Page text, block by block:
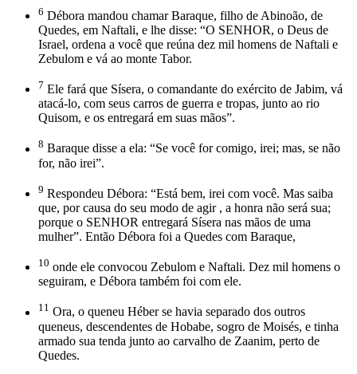
6 Débora mandou chamar Baraque, filho de Abinoão, de
Quedes, em Naftali, e lhe disse: “O SENHOR, o Deus de
Israel, ordena a você que reúna dez mil homens de Naftali e
Zebulom e vá ao monte Tabor.
7 Ele fará que Sísera, o comandante do exército de Jabim, vá
atacá-lo, com seus carros de guerra e tropas, junto ao rio
Quisom, e os entregará em suas mãos”.
8 Baraque disse a ela: “Se você for comigo, irei; mas, se não
for, não irei”.
9 Respondeu Débora: “Está bem, irei com você. Mas saiba
que, por causa do seu modo de agir , a honra não será sua;
porque o SENHOR entregará Sísera nas mãos de uma
mulher”. Então Débora foi a Quedes com Baraque,
10 onde ele convocou Zebulom e Naftali. Dez mil homens o
seguiram, e Débora também foi com ele.
11 Ora, o queneu Héber se havia separado dos outros
queneus, descendentes de Hobabe, sogro de Moisés, e tinha
armado sua tenda junto ao carvalho de Zaanim, perto de
Quedes.